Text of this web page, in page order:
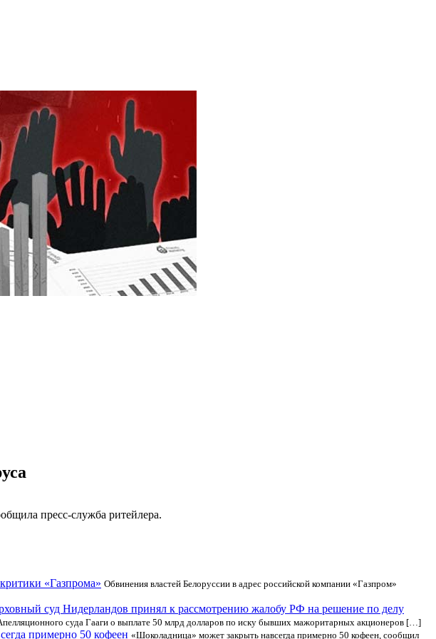
пресс-служба ритейлера.
«Газпрома» Обвинения властей Белоруссии в адрес российской компании «Газпром»
суд Нидерландов принял к рассмотрению жалобу РФ на решение по делу
суда Гааги о выплате 50 млрд долларов по иску бывших мажоритарных акционеров […]
примерно 50 кофеен «Шоколадница» может закрыть навсегда примерно 50 кофеен, сообщил